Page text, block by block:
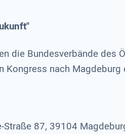
die Bundesverbände des
nach Magdeburg
87, 39104